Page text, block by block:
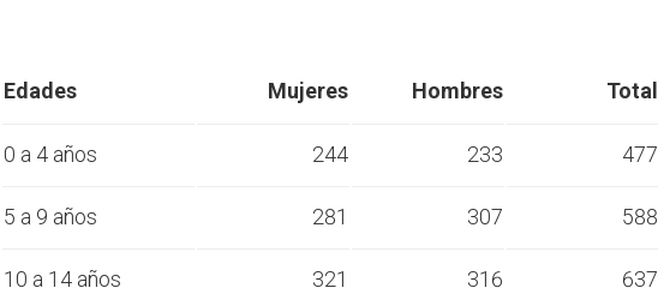
Edades Mujeres Hombres Total
0 a 4 años 244 233 477
5 a 9 años 281 307 588
10 a 14 años 321 316 637